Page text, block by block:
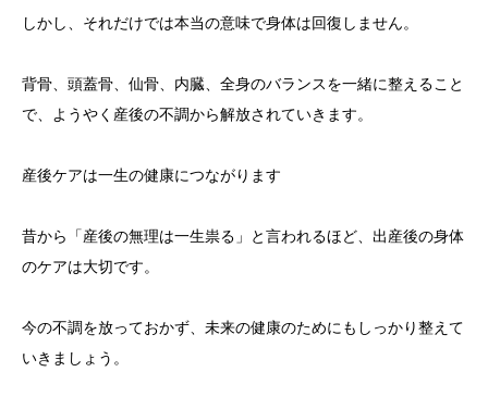
しかし、それだけでは本当の意味で身体は回復しません。
背骨、頭蓋骨、仙骨、内臓、全身のバランスを一緒に整えること
で、ようやく産後の不調から解放されていきます。
産後ケアは一生の健康につながります
昔から「産後の無理は一生祟る」と言われるほど、出産後の身体
のケアは大切です。
今の不調を放っておかず、未来の健康のためにもしっかり整えて
いきましょう。